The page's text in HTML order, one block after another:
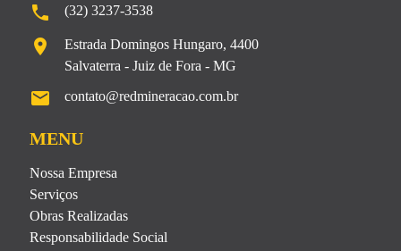
local_phone (32) 3237-3538
location_on
Estrada Domingos Hungaro, 4400
Salvaterra - Juiz de Fora - MG
email contato@redmineracao.com.br
MENU
Nossa Empresa
Serviços
Obras Realizadas
Responsabilidade Social